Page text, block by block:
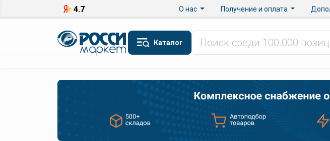
Перейти к основному содержанию
4.7 Верхнее меню
О нас Получение и оплата
Каталог